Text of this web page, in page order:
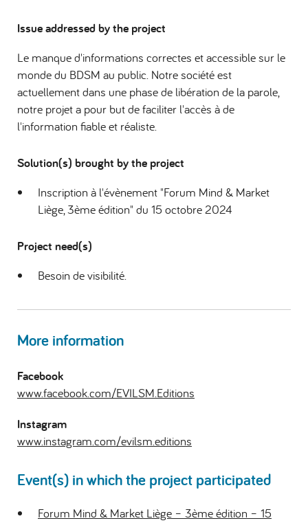
Issue addressed by the project
Le manque d'informations correctes et accessible sur le
monde du BDSM au public. Notre société est
actuellement dans une phase de libération de la parole,
notre projet a pour but de faciliter l'accès à de
l'information fiable et réaliste.
Solution(s) brought by the project
Inscription à l'évènement "Forum Mind & Market
Liège, 3ème édition" du 15 octobre 2024
Project need(s)
Besoin de visibilité.
More information
Facebook
www.facebook.com/EVILSM.Editions
Instagram
www.instagram.com/evilsm.editions
Event(s) in which the project participated
Forum Mind & Market Liège – 3ème édition – 15